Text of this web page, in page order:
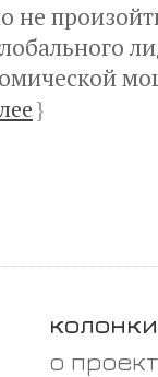
не
}
колонки
о